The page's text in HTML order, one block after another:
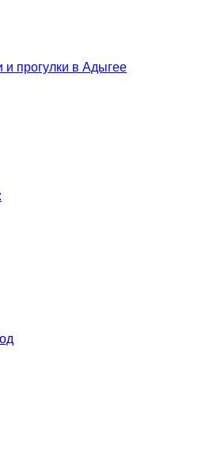
и прогулки в Адыгее